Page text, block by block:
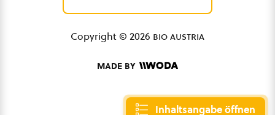
Inhaltsangabe öffnen
Copyright © 2026 bio austria
MADE BY